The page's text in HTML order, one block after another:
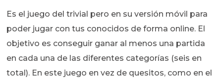
Es el juego del trivial pero en su versión móvil para
poder jugar con tus conocidos de forma online. El
objetivo es conseguir ganar al menos una partida
en cada una de las diferentes categorías (seis en
total). En este juego en vez de quesitos, como en el